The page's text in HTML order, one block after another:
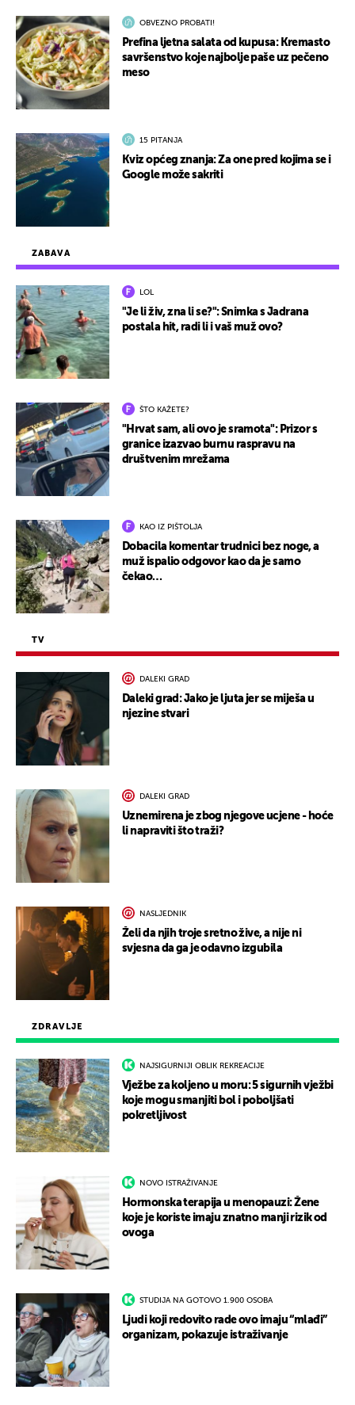
ZDRAVLJE
NAJSIGURNIJI OBLIK REKREACIJE
Vježbe za koljeno u moru: 5 sigurnih vježbi
koje mogu smanjiti bol i poboljšati
pokretljivost
NOVO ISTRAŽIVANJE
Hormonska terapija u menopauzi: Žene
koje je koriste imaju znatno manji rizik od
ovoga
STUDIJA NA GOTOVO 1.900 OSOBA
Ljudi koji redovito rade ovo imaju “mlađi”
organizam, pokazuje istraživanje
ZABAVA
LOL
"Je li živ, zna li se?": Snimka s Jadrana
postala hit, radi li i vaš muž ovo?
ŠTO KAŽETE?
"Hrvat sam, ali ovo je sramota": Prizor s
granice izazvao burnu raspravu na
društvenim mrežama
KAO IZ PIŠTOLJA
Dobacila komentar trudnici bez noge, a
muž ispalio odgovor kao da je samo
čekao…
TV
DALEKI GRAD
Daleki grad: Jako je ljuta jer se miješa u
njezine stvari
DALEKI GRAD
Uznemirena je zbog njegove ucjene - hoće
li napraviti što traži?
NASLJEDNIK
Želi da njih troje sretno žive, a nije ni
svjesna da ga je odavno izgubila
OBVEZNO PROBATI!
Prefina ljetna salata od kupusa: Kremasto
savršenstvo koje najbolje paše uz pečeno
meso
15 PITANJA
Kviz općeg znanja: Za one pred kojima se i
Google može sakriti